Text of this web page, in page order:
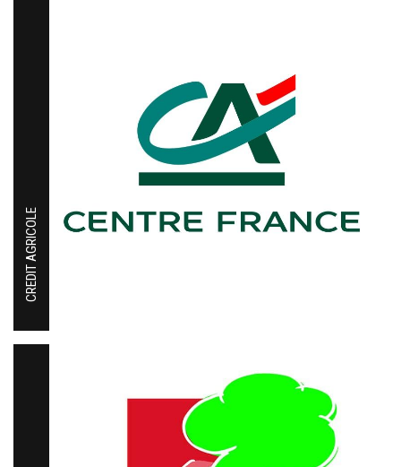
CREDIT AGRICOLE